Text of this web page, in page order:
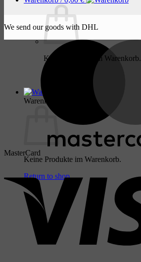
Keine Produkte im Warenkorb.
Warenkorb
Keine Produkte im Warenkorb.
Return to shop
We send our goods with DHL
MasterCard